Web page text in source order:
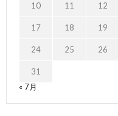
10 11 12
17 18 19
24 25 26
31
« 7月